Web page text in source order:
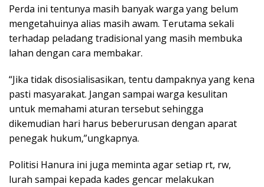
Perda ini tentunya masih banyak warga yang belum
mengetahuinya alias masih awam. Terutama sekali
terhadap peladang tradisional yang masih membuka
lahan dengan cara membakar.
“Jika tidak disosialisasikan, tentu dampaknya yang kena
pasti masyarakat. Jangan sampai warga kesulitan
untuk memahami aturan tersebut sehingga
dikemudian hari harus beberurusan dengan aparat
penegak hukum,”ungkapnya.
Politisi Hanura ini juga meminta agar setiap rt, rw,
lurah sampai kepada kades gencar melakukan